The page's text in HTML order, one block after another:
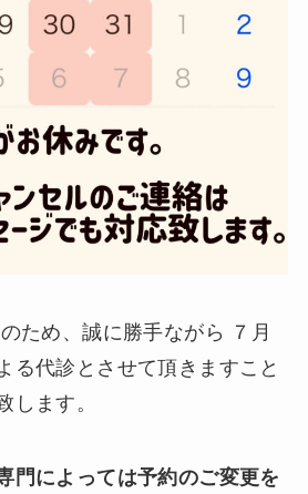
ため、誠に勝手ながら ７月
る代診とさせて頂きますこと
します。
門によっては予約のご変更を